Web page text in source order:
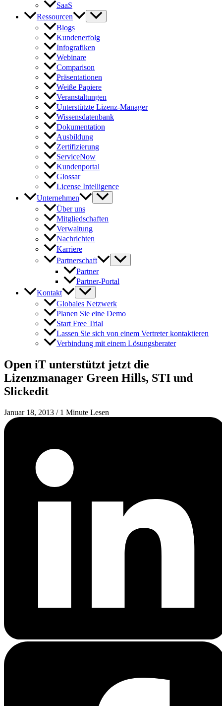
SaaS
Ressourcen
Blogs
Kundenerfolg
Infografiken
Webinare
Comparison
Präsentationen
Weiße Papiere
Veranstaltungen
Unterstützte Lizenz-Manager
Wissensdatenbank
Dokumentation
Ausbildung
Zertifizierung
ServiceNow
Kundenportal
Glossar
License Intelligence
Unternehmen
Über uns
Mitgliedschaften
Verwaltung
Nachrichten
Karriere
Partnerschaft
Partner
Partner-Portal
Kontakt
Globales Netzwerk
Planen Sie eine Demo
Start Free Trial
Lassen Sie sich von einem Vertreter kontaktieren
Verbindung mit einem Lösungsberater
Open iT unterstützt jetzt die
Lizenzmanager Green Hills, STI und
Slickedit
Januar 18, 2013 / 1 Minute Lesen